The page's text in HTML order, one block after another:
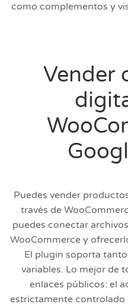
como complementos y
Vender
Puedes vender
través de
puedes conectar
WooCommerce y
El plugin soporta
variables. Lo mejor de
enlaces públicos: el
estrictamente controlado